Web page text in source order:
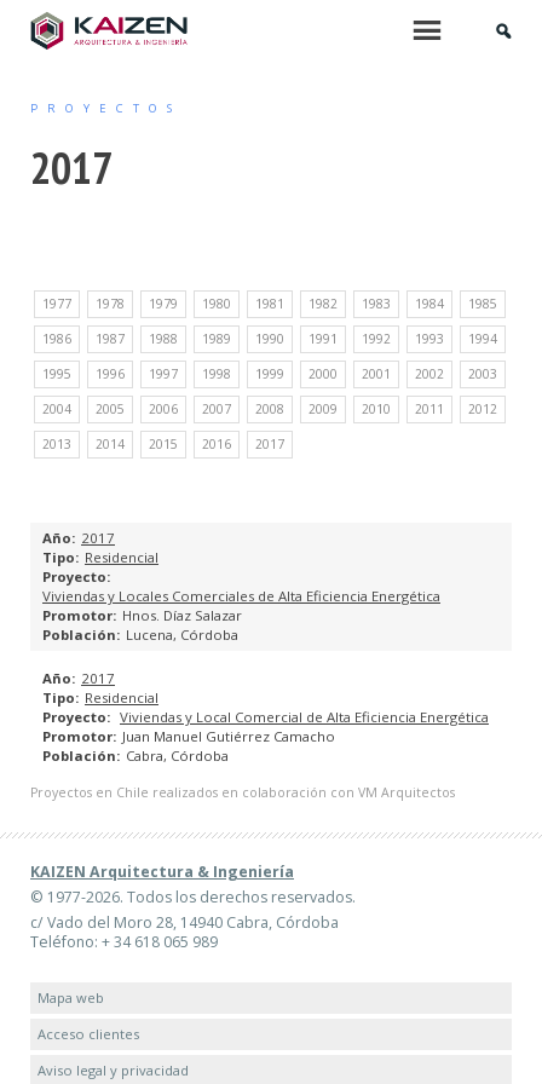
PROYECTOS DE EDIFICACIÓN
ARQUITECTURA INTERIOR
PROYECTOS DE URBANIZACIÓN
URBANISMO
PLANES GENERALES DE ORDENACIÓN URBANA
PLANES PARCIALES
PLANES ESPECIALES
ESTUDIOS DE DETALLE
PROYECTOS DE BASES Y ESTATUTOS DE JUNTAS DE
COMPENSACIÓN
CATÁLOGO URBANÍSTICO
ESPACIOS PÚBLICOS
INGENIERÍA DE EDIFICACIÓN
PROYECTOS
2017
1977 1978 1979 1980 1981 1982 1983 1984 1985
1986 1987 1988 1989 1990 1991 1992 1993 1994
1995 1996 1997 1998 1999 2000 2001 2002 2003
2004 2005 2006 2007 2008 2009 2010 2011 2012
2013 2014 2015 2016 2017
2017
Residencial
Viviendas y Locales Comerciales de Alta Eficiencia Energética
Hnos. Díaz Salazar
Lucena, Córdoba
2017
Residencial
Viviendas y Local Comercial de Alta Eficiencia Energética
Juan Manuel Gutiérrez Camacho
Cabra, Córdoba
Proyectos en Chile realizados en colaboración con VM Arquitectos
KAIZEN Arquitectura & Ingeniería
© 1977-2026. Todos los derechos reservados.
c/ Vado del Moro 28, 14940 Cabra, Córdoba
Teléfono: + 34 618 065 989
Mapa web
Acceso clientes
Aviso legal y privacidad